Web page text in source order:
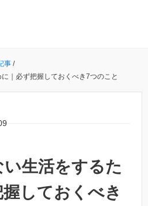
事 /
｜必ず把握しておくべき7つのこと
生活をするた
しておくべき